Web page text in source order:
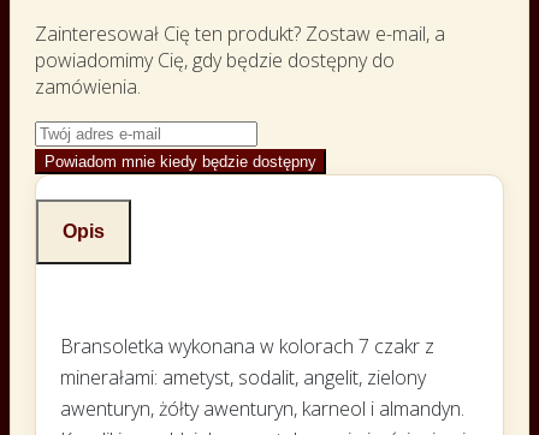
Zainteresował Cię ten produkt? Zostaw e-mail, a
powiadomimy Cię, gdy będzie dostępny do
zamówienia.
Powiadom mnie kiedy będzie dostępny
Opis
Bransoletka wykonana w kolorach 7 czakr z
minerałami: ametyst, sodalit, angelit, zielony
awenturyn, żółty awenturyn, karneol i almandyn.